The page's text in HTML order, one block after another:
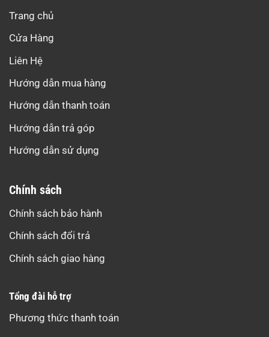
Trang chủ
Cửa Hàng
Liên Hệ
Hướng dẫn mua hàng
Hướng dẫn thanh toán
Hướng dẫn trả góp
Hướng dẫn sử dụng
Chính sách
Chính sách bảo hành
Chính sách đổi trả
Chính sách giao hàng
Tổng đài hỗ trợ
Phương thức thanh toán